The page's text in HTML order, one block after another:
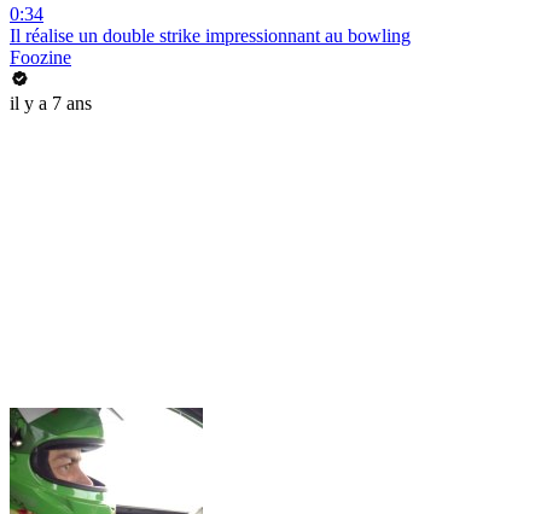
0:34
Il réalise un double strike impressionnant au bowling
Foozine
il y a 7 ans